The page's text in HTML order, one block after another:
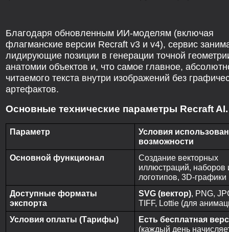
Благодаря обновленным ИИ-моделям (включая
флагманские версии Recraft v3 и v4), сервис
лидирующие позиции в генерации точной
анатомии объектов и, что самое главное,
читаемого текста внутри изображений без
артефактов.
Основные технические параметры Recraft AI.
Параметр
Условия
возможности
Основной функционал
Создание векторных
иллюстраций, наборов
логотипов, 3D-графики
Доступные форматы
экспорта
SVG (вектор), PNG,
TIFF, Lottie (для
Условия оплаты (Тарифы)
Есть бесплатная
(каждый день